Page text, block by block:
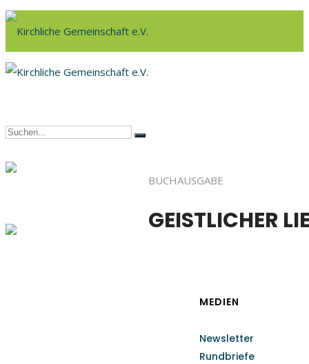
MEDIEN
Newsletter
Rundbriefe
BUCHAUSGABE
GEISTLICHER